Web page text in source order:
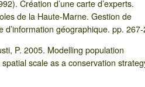
Création d’une carte d’experts.
de la Haute-Marne. Gestion de
d’information géographique. pp.
P. 2005. Modelling population
scale as a conservation